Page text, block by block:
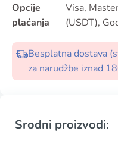
Opcije
plaćanja
Visa,
(USDT),
Besplatna dostava
za narudžbe iznad
Srodni proizvodi: